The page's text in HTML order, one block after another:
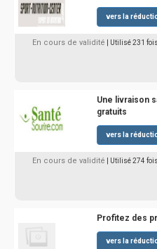
vers la
En cours de validité | Utilisé 231 fois
Une livraison
gratuits
vers la
En cours de validité | Utilisé 274 fois
Profitez des
vers la